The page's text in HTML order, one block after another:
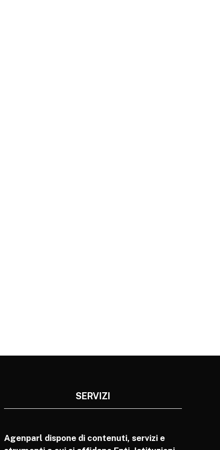
SERVIZI
Agenparl dispone di contenuti, servizi e